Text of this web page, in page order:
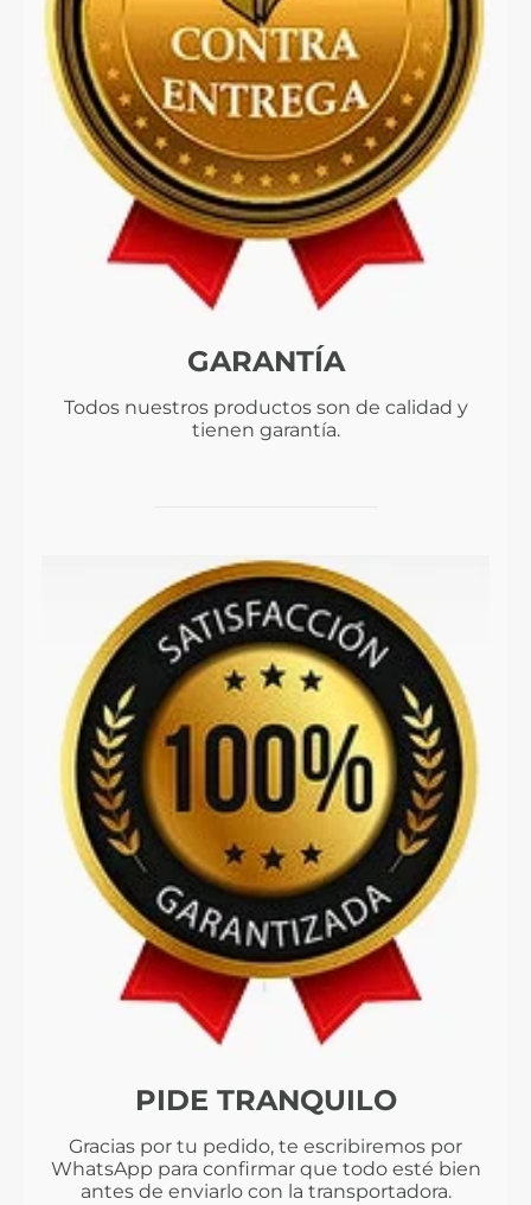
GARANTÍA
Todos nuestros productos son de calidad y
tienen garantía.
PIDE TRANQUILO
Gracias por tu pedido, te escribiremos por
WhatsApp para confirmar que todo esté bien
antes de enviarlo con la transportadora.